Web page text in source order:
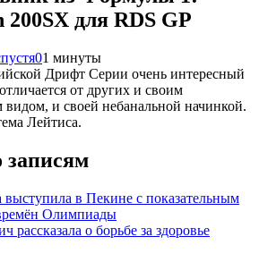
для RDS GP
01 минуты
Дрифт Серии очень интересный
от других и своим
и своей небанальной начинкой.
Лейтиса.
записям
выступила в Пекине с показательным
Олимпиады
рассказала о борьбе за здоровье